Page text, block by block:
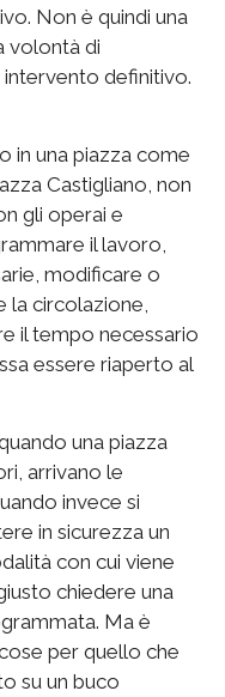
Non è quindi una
volontà di
intervento definitivo.
in una piazza come
Castigliano, non
gli operai e
il lavoro,
modificare o
circolazione,
il tempo necessario
essere riaperto al
una piazza
arrivano le
invece si
in sicurezza un
con cui viene
chiedere una
Ma è
per quello che
su un buco